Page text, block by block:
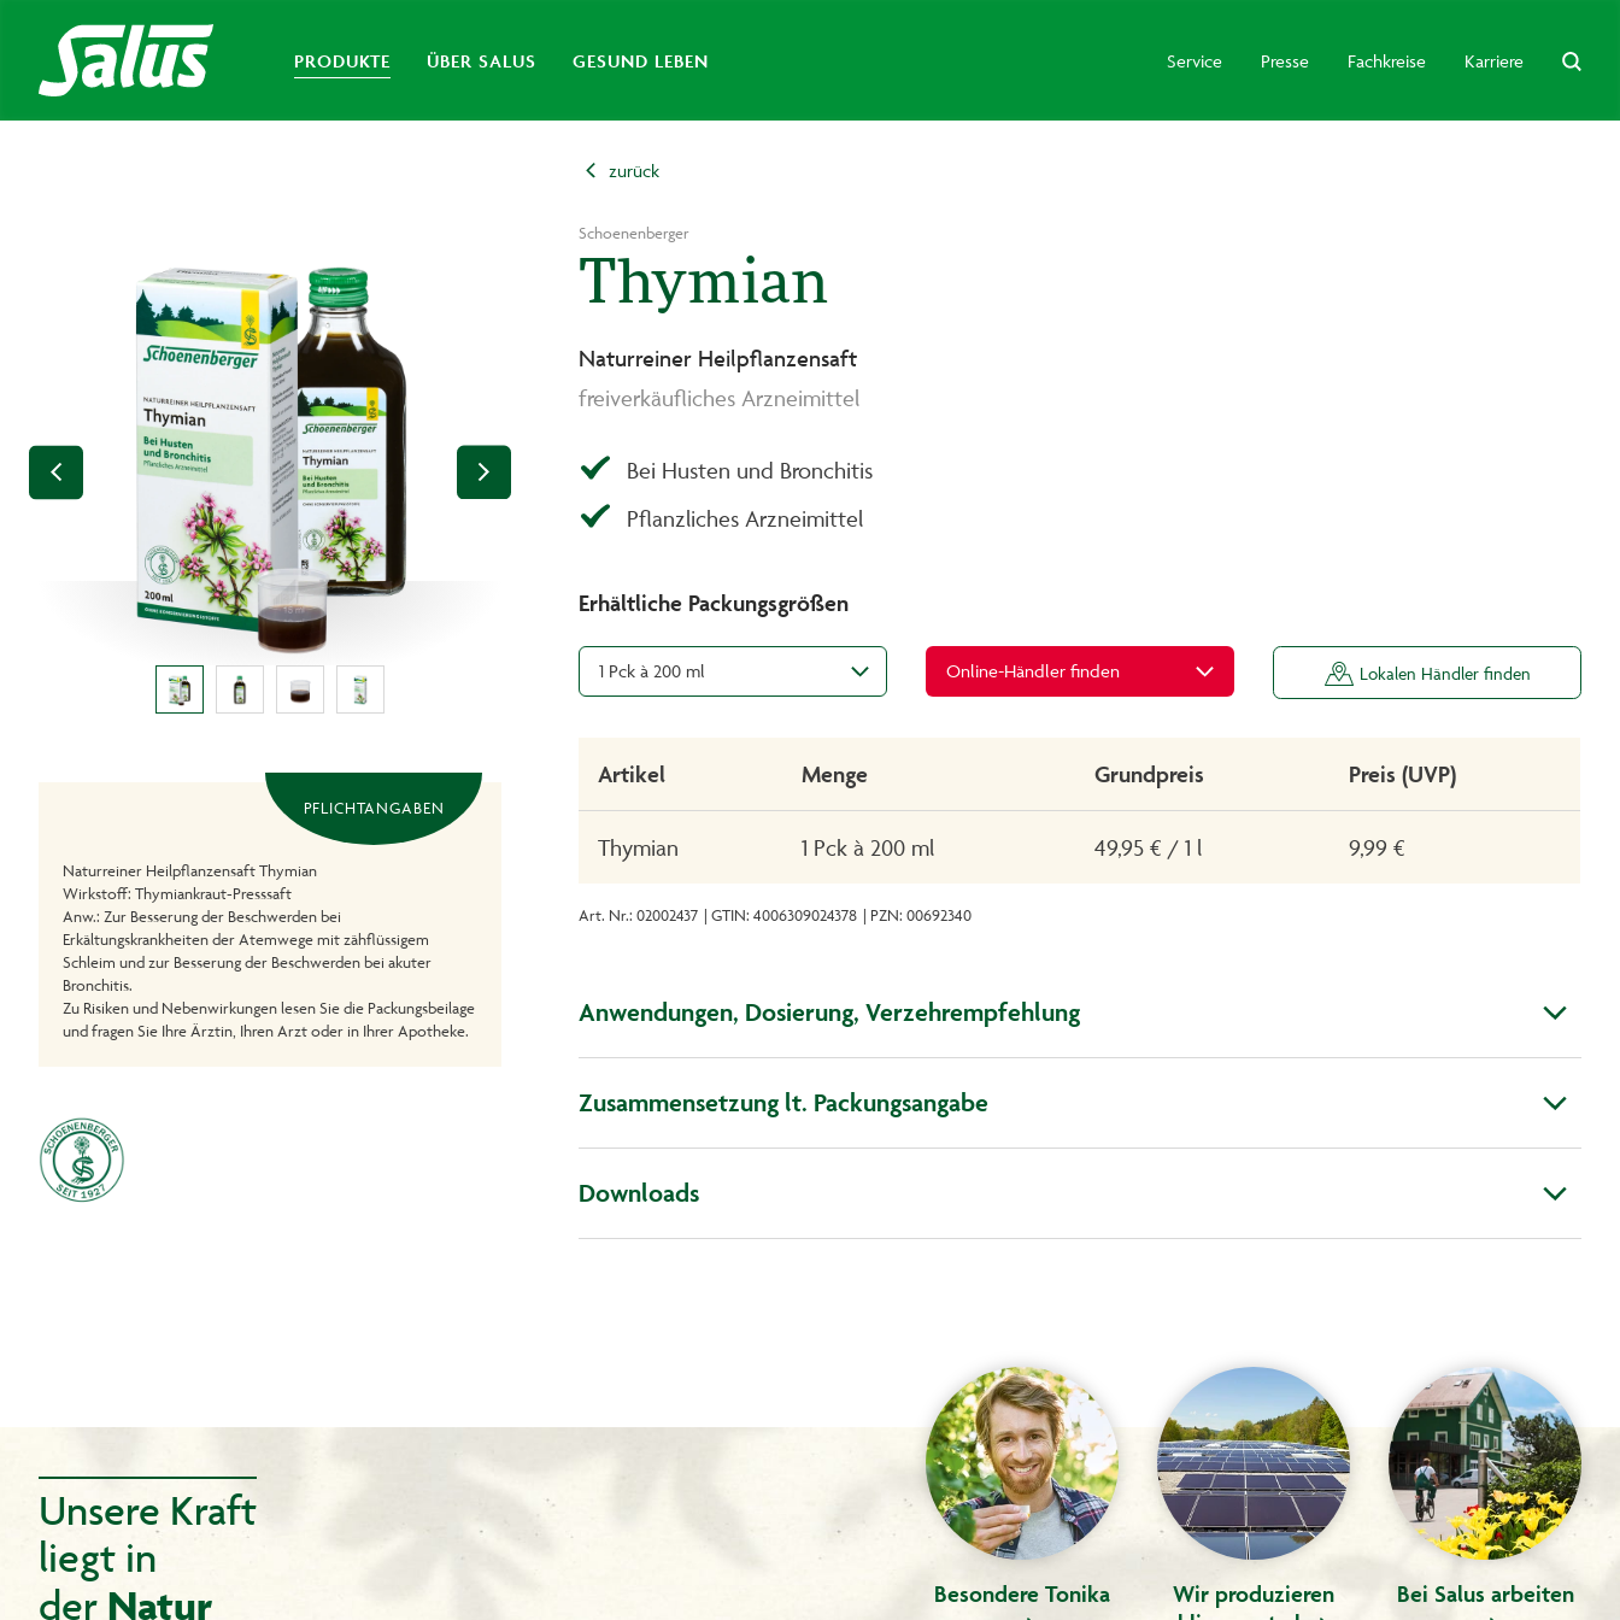
PRODUKTE ÜBER SALUS GESUND LEBEN Service Presse Fachkreise Karriere
zurück
PFLICHTANGABEN
Naturreiner Heilpflanzensaft Thymian
Wirkstoff: Thymiankraut-Presssaft
Anw.: Zur Besserung der Beschwerden bei
Erkältungskrankheiten der Atemwege mit zähflüssigem
Schleim und zur Besserung der Beschwerden bei akuter
Bronchitis.
Zu Risiken und Nebenwirkungen lesen Sie die Packungsbeilage
und fragen Sie Ihre Ärztin, Ihren Arzt oder in Ihrer Apotheke.
Schoenenberger
Thymian
Naturreiner Heilpflanzensaft
freiverkäufliches Arzneimittel
Bei Husten und Bronchitis
Pflanzliches Arzneimittel
Erhältliche Packungsgrößen
1 Pck à 200 ml Online-Händler finden Lokalen Händler finden
Artikel Menge Grundpreis Preis (UVP)
Thymian 1 Pck à 200 ml 49,95 € / 1 l 9,99 €
Art. Nr.: 02002437 | GTIN: 4006309024378 | PZN: 00692340
Anwendungen, Dosierung, Verzehrempfehlung
Zusammensetzung lt. Packungsangabe
Downloads
Besondere Tonika
Wir produzieren
Bei Salus arbeiten
Unsere Kraft
liegt in
der Natur